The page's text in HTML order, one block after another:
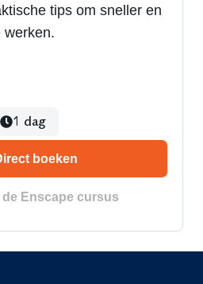
tips om sneller en
werken.
1 dag
boeken
de Enscape cursus